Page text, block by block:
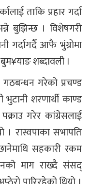
ताकि प्रहार गर्दा
बुझिन्छ । विशेषगरी
गर्दागर्दै आफै भुंग्रोमा
शब्दावली ।
गरेको प्रचण्ड
शरणार्थी काण्ड
गरेर कांग्रेसलाई
। रास्वपाका सभापति
सहकारी रकम
माग राख्दै संसद्